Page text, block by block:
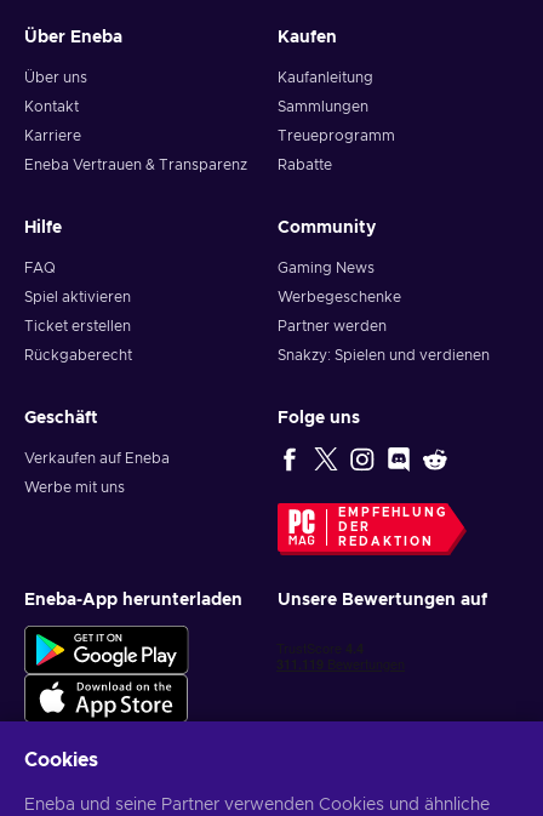
Über Eneba
Über uns
Kontakt
Karriere
Eneba Vertrauen & Transparenz
Kaufen
Kaufanleitung
Sammlungen
Treueprogramm
Rabatte
Hilfe
FAQ
Spiel aktivieren
Ticket erstellen
Rückgaberecht
Community
Gaming News
Werbegeschenke
Partner werden
Snakzy: Spielen und verdienen
Geschäft
Verkaufen auf Eneba
Werbe mit uns
Folge uns
EMPFEHLUNG
DER
REDAKTION
Eneba-App herunterladen Unsere Bewertungen auf
Cookies
Eneba und seine Partner verwenden Cookies und ähnliche